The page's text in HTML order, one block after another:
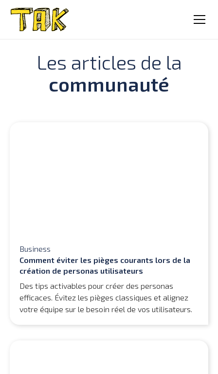
Les articles de la
communauté
Business
Comment éviter les pièges courants lors de la
création de personas utilisateurs
Des tips activables pour créer des personas
efficaces. Évitez les pièges classiques et alignez
votre équipe sur le besoin réel de vos utilisateurs.